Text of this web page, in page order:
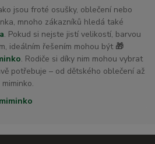
jsou froté osušky, oblečení nebo
mnoho zákazníků hledá také
. Pokud si nejste jistí velikostí, barvou
ideálním řešením mohou být 🎁
. Rodiče si díky nim mohou vybrat
potřebuje – od dětského oblečení až